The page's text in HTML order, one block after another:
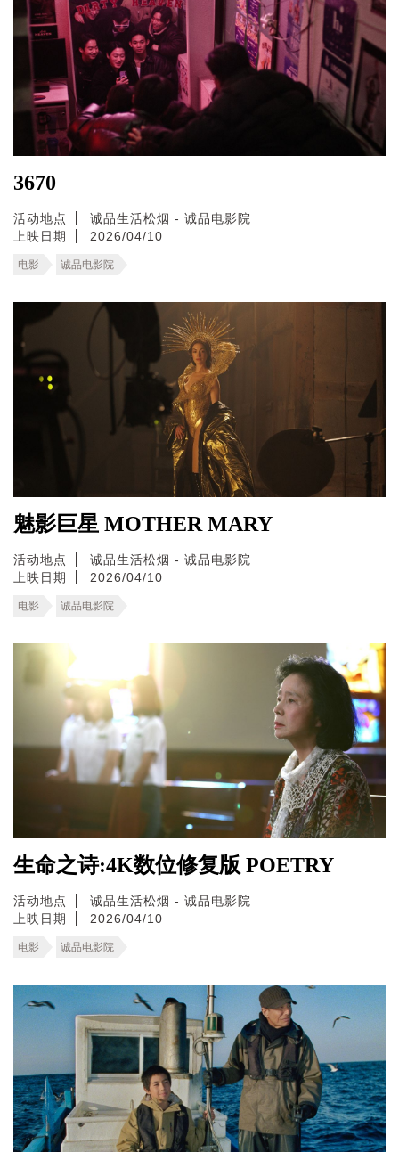
3670
活动地点
诚品生活松烟 - 诚品电影院
上映日期
2026/04/10
电影 诚品电影院
魅影巨星 MOTHER MARY
活动地点
诚品生活松烟 - 诚品电影院
上映日期
2026/04/10
电影 诚品电影院
生命之诗:4K数位修复版 POETRY
活动地点
诚品生活松烟 - 诚品电影院
上映日期
2026/04/10
电影 诚品电影院